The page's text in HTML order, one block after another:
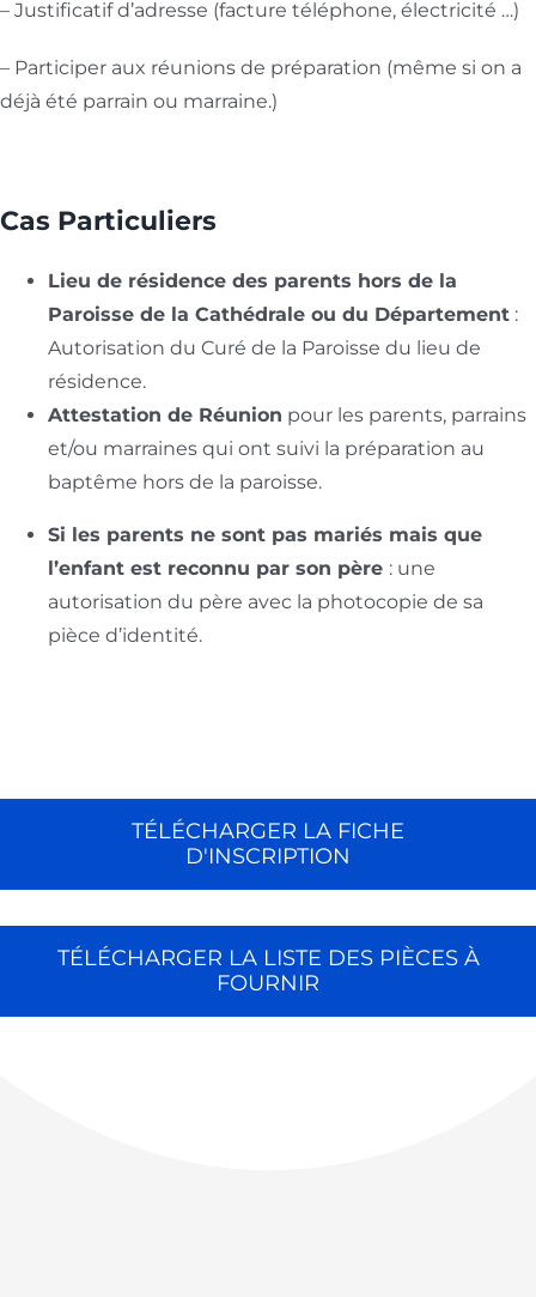
– Justificatif d’adresse (facture téléphone, électricité …)
– Participer aux réunions de préparation (même si on a
déjà été parrain ou marraine.)
Cas Particuliers
Lieu de résidence des parents hors de la
Paroisse de la Cathédrale ou du Département:
Autorisation du Curé de la Paroisse du lieu de
résidence.
Attestation de Réunion pour les parents, parrains
et/ou marraines qui ont suivi la préparation au
baptême hors de la paroisse.
Si les parents ne sont pas mariés mais que
l’enfant est reconnu par son père : une
autorisation du père avec la photocopie de sa
pièce d’identité.
TÉLÉCHARGER LA FICHE
D'INSCRIPTION
TÉLÉCHARGER LA LISTE DES PIÈCES À
FOURNIR